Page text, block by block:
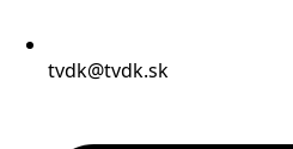
tvdk@tvdk.sk